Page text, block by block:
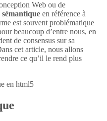
Web ou de
sémantique en référence à
est souvent problématique
beaucoup d’entre nous, en
de consensus sur sa
cet article, nous allons
ce qu’il le rend plus
en html5